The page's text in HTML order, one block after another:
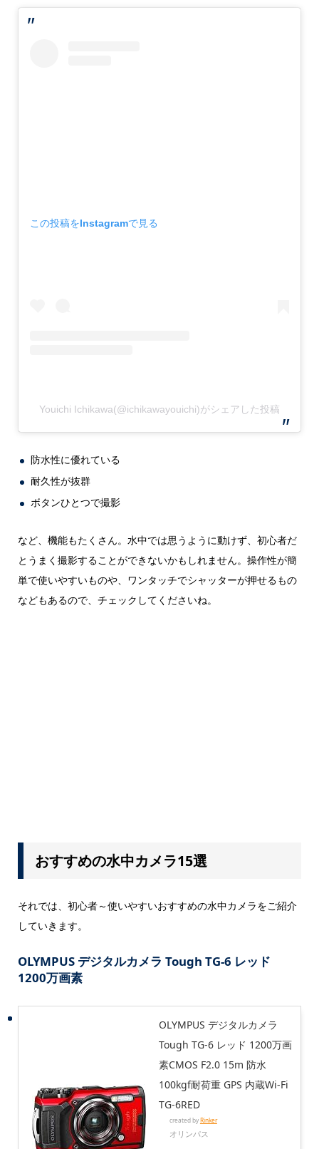
この投稿をInstagramで見る
Youichi Ichikawa(@ichikawayouichi)がシェアした投稿
防水性に優れている
耐久性が抜群
ボタンひとつで撮影
など、機能もたくさん。水中では思うように動けず、初心者だ
とうまく撮影することができないかもしれません。操作性が簡
単で使いやすいものや、ワンタッチでシャッターが押せるもの
などもあるので、チェックしてくださいね。
おすすめの水中カメラ15選
それでは、初心者～使いやすいおすすめの水中カメラをご紹介
していきます。
OLYMPUS デジタルカメラ Tough TG-6 レッド
1200万画素
OLYMPUS デジタルカメラ
Tough TG-6 レッド 1200万画
素CMOS F2.0 15m 防水
100kgf耐荷重 GPS 内蔵Wi-Fi
TG-6RED
created byRinker
オリンパス